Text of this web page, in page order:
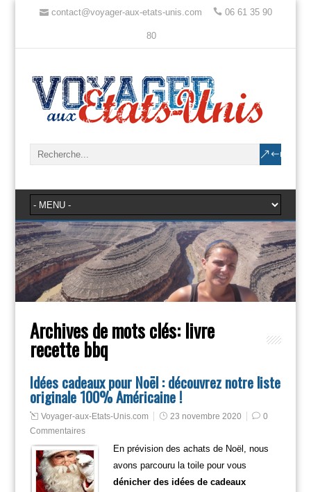
contact@voyager-aux-etats-unis.com 06 61 35 90
80
Archives de mots clés: livre
recette bbq
Idées cadeaux pour Noël : découvrez notre liste
originale 100% Américaine !
Voyager-aux-Etats-Unis.com 23 novembre 2020
0
Commentaires
En prévision des achats de Noël, nous
avons parcouru la toile pour vous
dénicher des idées de cadeaux